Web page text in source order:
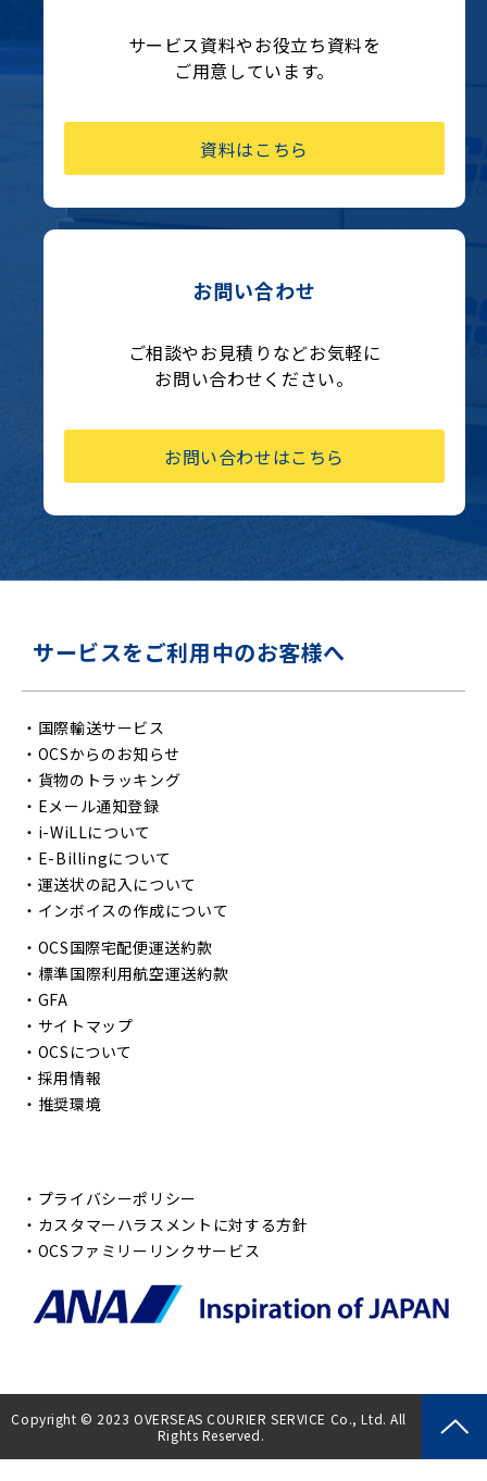
サービス資料やお役立ち資料を
ご用意しています。
資料はこちら
お問い合わせ
ご相談やお見積りなどお気軽に
お問い合わせください。
お問い合わせはこちら
サービスをご利用中のお客様へ
・ 国際輸送サービス
・ OCSからのお知らせ
・ 貨物のトラッキング
・ Eメール通知登録
・ i-WiLLについて
・ E-Billingについて
・ 運送状の記入について
・ インボイスの作成について
・ OCS国際宅配便運送約款
・ 標準国際利用航空運送約款
・ GFA
・ サイトマップ
・ OCSについて
・ 採用情報
・ 推奨環境
・ プライバシーポリシー
・ カスタマーハラスメントに対する方針
・ OCSファミリーリンクサービス
Copyright © 2023 OVERSEAS COURIER SERVICE Co., Ltd. All
Rights Reserved.